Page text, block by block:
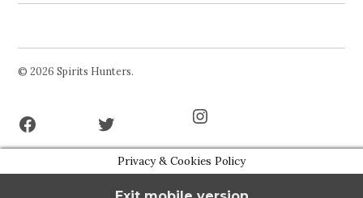
© 2026 Spirits Hunters.
Privacy & Cookies Policy